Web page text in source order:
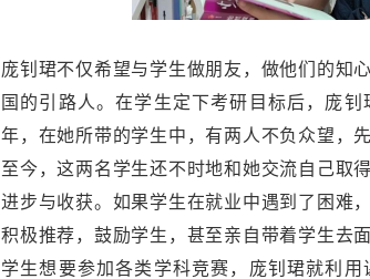
庞钊珺不仅希望与学生做朋友，做他们的知
国的引路人。在学生定下考研目标后，庞
年，在她所带的学生中，有两人不负众望，
至今，这两名学生还不时地和她交流自己取
进步与收获。如果学生在就业中遇到了困难
积极推荐，鼓励学生，甚至亲自带着学生去
学生想要参加各类学科竞赛，庞钊珺就利